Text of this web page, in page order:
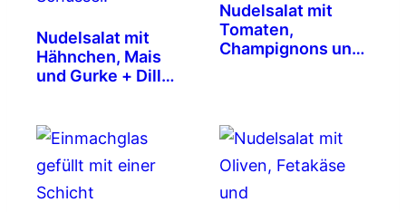
Nudelsalat mit
Hähnchen, Mais
und Gurke + Dill
Nudelsalat mit
Tomaten,
Champignons und